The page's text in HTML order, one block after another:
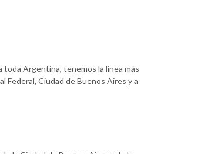
toda Argentina, tenemos la línea más
Federal, Ciudad de Buenos Aires y a